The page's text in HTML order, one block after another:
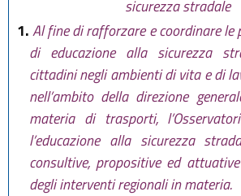
dicembre 2016, n. 25 , infine
sostituiti commi 4 e 7 e
comma 7 bis daart. 2 L.R. 1
agosto 2017, n. 18)
sicurezza stradale
1.Al fine di rafforzare e coordinare le
di educazione alla sicurezza
cittadini negli ambienti di vita e di
nell’ambito della direzione
materia di trasporti,
l’educazione alla sicurezza
consultive, propositive ed
degli interventi regionali in materia.